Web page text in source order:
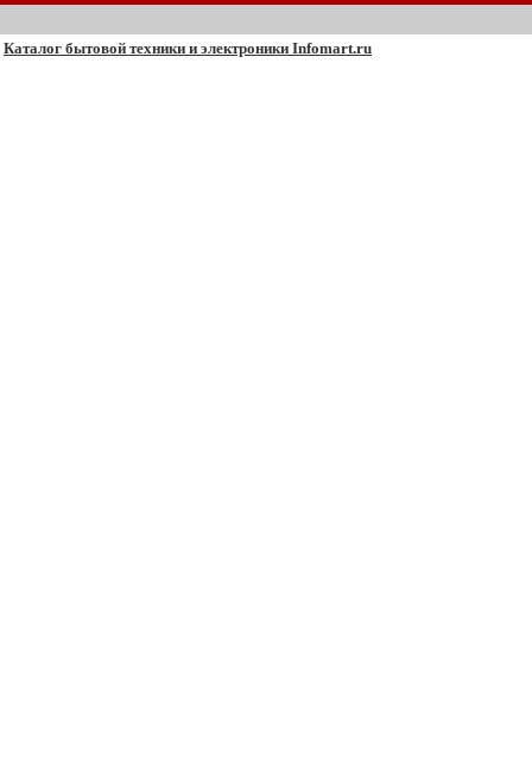
Каталог бытовой техники и электроники Infomart.ru